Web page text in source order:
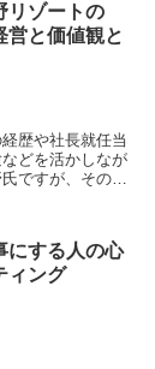
リゾートの
営と価値観と
歴や社長就任当
どを活かしなが
ですが、その経
にする人の心
ィング